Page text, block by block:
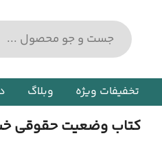
تخفیفات ویژه وبلاگ
کتاب وضعیت حقوقی